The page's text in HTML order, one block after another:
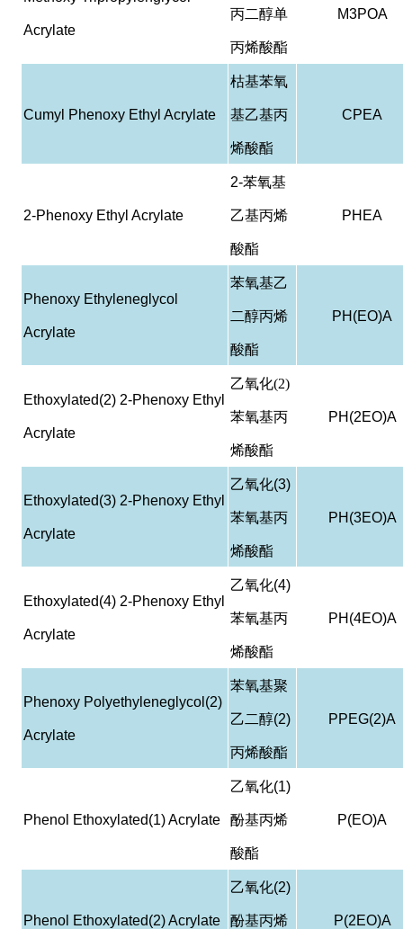
Acrylate
丙二醇单
丙烯酸酯
M3POA
Cumyl Phenoxy Ethyl Acrylate
枯基苯氧
基乙基丙
烯酸酯
CPEA
2-Phenoxy Ethyl Acrylate
2-苯氧基
乙基丙烯
酸酯
PHEA
Phenoxy Ethyleneglycol
Acrylate
苯氧基乙
二醇丙烯
酸酯
PH(EO)A
Ethoxylated(2) 2-Phenoxy Ethyl
Acrylate
乙氧化(2)
苯氧基丙
烯酸酯
PH(2EO)A
Ethoxylated(3) 2-Phenoxy Ethyl
Acrylate
乙氧化(3)
苯氧基丙
烯酸酯
PH(3EO)A
Ethoxylated(4) 2-Phenoxy Ethyl
Acrylate
乙氧化(4)
苯氧基丙
烯酸酯
PH(4EO)A
Phenoxy Polyethyleneglycol(2)
Acrylate
苯氧基聚
乙二醇(2)
丙烯酸酯
PPEG(2)A
Phenol Ethoxylated(1) Acrylate
乙氧化(1)
酚基丙烯
酸酯
P(EO)A
Phenol Ethoxylated(2) Acrylate
乙氧化(2)
酚基丙烯 P(2EO)A